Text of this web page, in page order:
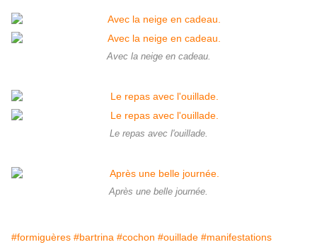
Avec la neige en cadeau.
Le repas avec l'ouillade.
Après une belle journée.
#formiguères #bartrina #cochon #ouillade #manifestations